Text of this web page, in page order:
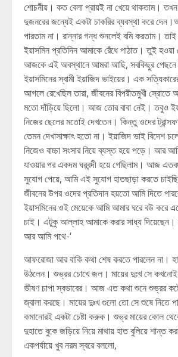
শোচনীয়। কত বেলা প্রায়ই না খেয়ে থাকতাম। তখন
দুজনরের জন্যেই একটা চাকরির ব্যবস্থা করে
পারতাম না। রান্নার গন্ধ শুনলেই বমি করতাম।
ইয়াসমিন প্রতিদিন আমাকে রেঁধে পাঠাত। তুই
আজকে এই অবস্থানে আমরা আছি, সবকিছুর পেছনে
ইয়াসমিনের স্বামী ইয়াজিদ ভাইয়ের। এক
আগলে রেখেছিল তারা, জীবনের বিপরীতমুখী স্রোতে
মতো দাঁড়িয়ে ছিলো। আজ তোর বাবা নেই। তবুও
নিজের ছেলের মতোই দেখতেন। কিন্তু ওদের
তেমন দেখাসাক্ষাৎ হতো না। ইয়াজিদ ভাই বিদেশ
নিজেও বাচ্চা সংসার নিয়ে ব্যস্ত হয়ে পড়ে। আর
যাওয়ার পর একদম ঘরবন্দী হয়ে গেছিলাম। আজ
সুযোগ পেয়ে, আমি এই সুযোগ হাতছাড়া করতে
জীবনের উপর ওদের প্রতিদান হয়তো আমি দিতে
ইয়াসমিনের ওই মেয়েকে আমি আমার ঘরে বউ করে
চাই। এটুকু আল্লাহ আমাকে করার সাধ্য দিয়েছেন।
আর আমি পথে-‘
আফরোজা আর বাকি কথা শেষ করতে পারলেন না।
উঠলেন। শুভ্রর চোখে জল। মায়ের দুঃখ সে কখনোই
ভীষণ চাপা স্বভাবের। আজ এত কথা শুনে শুভ্রর
জ্বালা করছে। মায়ের দুঃখ গুলো তো সে শুষে নিতে
কমানোরই একটা চেষ্টা করুক। শুভ্র মায়ের কোল
দুহাতে বুকে জড়িয়ে নিয়ে মাথায় হাত বুলিয়ে শান্ত
একপর্যায়ে খুব নরম স্বরে বললো,